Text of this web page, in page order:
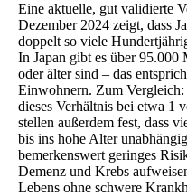
Eine aktuelle, gut validierte
Dezember 2024 zeigt, dass
doppelt so viele
In Japan gibt es über 95.000
oder älter sind – das
Einwohnern. Zum
dieses Verhältnis bei etwa 1
stellen außerdem fest, dass
bis ins hohe Alter
bemerkenswert geringes
Demenz und Krebs
Lebens ohne schwere